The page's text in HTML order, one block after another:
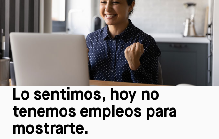
Lo sentimos, hoy no
tenemos empleos para
mostrarte.